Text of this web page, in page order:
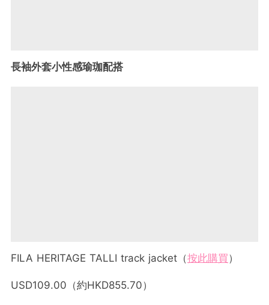
長袖外套小性感瑜珈配搭
FILA HERITAGE TALLI track jacket（按此購買）
USD109.00（約HKD855.70）